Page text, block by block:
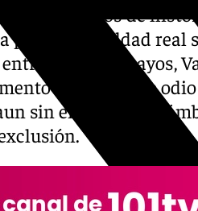
a seis siglos de
por una igualdad
entre gitanos y payos,
de delitos de
sin encajar en el